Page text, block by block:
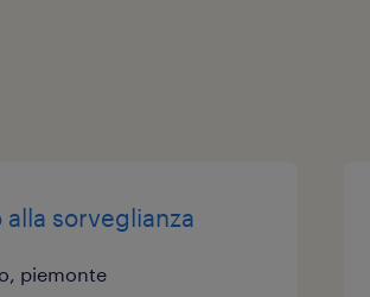
sorveglianza
piemonte